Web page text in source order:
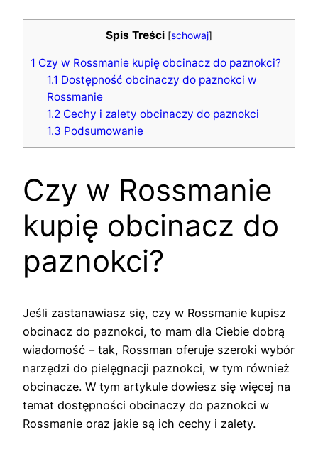
Spis Treści [schowaj]
1 Czy w Rossmanie kupię obcinacz do paznokci?
1.1 Dostępność obcinaczy do paznokci w
Rossmanie
1.2 Cechy i zalety obcinaczy do paznokci
1.3 Podsumowanie
Czy w Rossmanie
kupię obcinacz do
paznokci?
Jeśli zastanawiasz się, czy w Rossmanie kupisz
obcinacz do paznokci, to mam dla Ciebie dobrą
wiadomość – tak, Rossman oferuje szeroki wybór
narzędzi do pielęgnacji paznokci, w tym również
obcinacze. W tym artykule dowiesz się więcej na
temat dostępności obcinaczy do paznokci w
Rossmanie oraz jakie są ich cechy i zalety.